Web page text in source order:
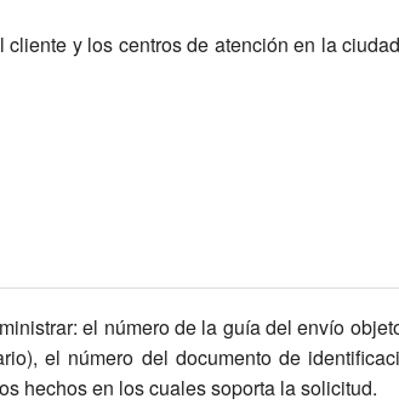
y los centros de atención en la
el número de la guía del envío
el número del documento de
hechos en los cuales soporta la solicitud.